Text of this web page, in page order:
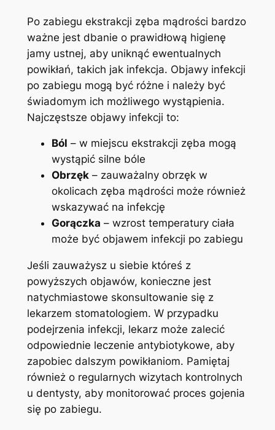
Po zabiegu ekstrakcji zęba mądrości bardzo
ważne jest dbanie o prawidłową higienę
jamy ustnej, aby uniknąć ewentualnych
powikłań, takich jak infekcja. Objawy infekcji
po zabiegu mogą być różne i należy być
świadomym ich możliwego wystąpienia.
Najczęstsze objawy infekcji to:
Ból – w miejscu ekstrakcji zęba mogą
wystąpić silne bóle
Obrzęk– zauważalny obrzęk w
okolicach zęba mądrości może również
wskazywać na infekcję
Gorączka – wzrost temperatury ciała
może być objawem infekcji po zabiegu
Jeśli zauważysz u siebie któreś z
powyższych objawów, konieczne jest
natychmiastowe skonsultowanie się z
lekarzem stomatologiem. W przypadku
podejrzenia infekcji, lekarz może zalecić
odpowiednie leczenie antybiotykowe, aby
zapobiec dalszym powikłaniom. Pamiętaj
również o regularnych wizytach kontrolnych
u dentysty, aby monitorować proces gojenia
się po zabiegu.